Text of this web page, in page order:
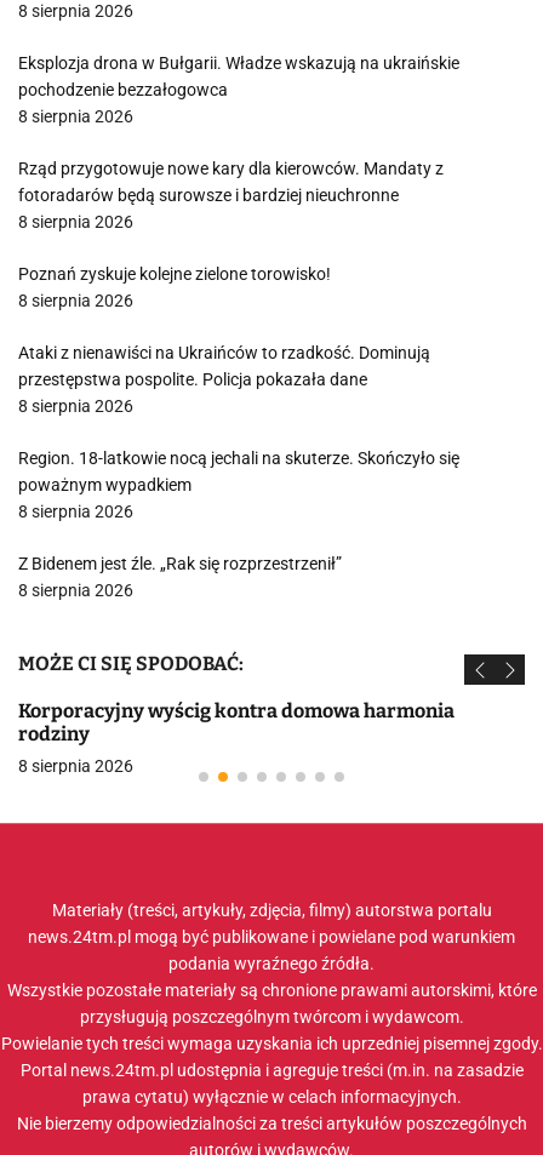
8 sierpnia 2026
Eksplozja drona w Bułgarii. Władze wskazują na ukraińskie
pochodzenie bezzałogowca
8 sierpnia 2026
Rząd przygotowuje nowe kary dla kierowców. Mandaty z
fotoradarów będą surowsze i bardziej nieuchronne
8 sierpnia 2026
Poznań zyskuje kolejne zielone torowisko!
8 sierpnia 2026
Ataki z nienawiści na Ukraińców to rzadkość. Dominują
przestępstwa pospolite. Policja pokazała dane
8 sierpnia 2026
Region. 18-latkowie nocą jechali na skuterze. Skończyło się
poważnym wypadkiem
8 sierpnia 2026
Z Bidenem jest źle. „Rak się rozprzestrzenił”
8 sierpnia 2026
MOŻE CI SIĘ SPODOBAĆ:
Korporacyjny wyścig kontra domowa harmonia
rodziny
8 sierpnia 2026
Materiały (treści, artykuły, zdjęcia, filmy) autorstwa portalu
news.24tm.pl mogą być publikowane i powielane pod warunkiem
podania wyraźnego źródła.
Wszystkie pozostałe materiały są chronione prawami autorskimi, które
przysługują poszczególnym twórcom i wydawcom.
Powielanie tych treści wymaga uzyskania ich uprzedniej pisemnej zgody.
Portal news.24tm.pl udostępnia i agreguje treści (m.in. na zasadzie
prawa cytatu) wyłącznie w celach informacyjnych.
Nie bierzemy odpowiedzialności za treści artykułów poszczególnych
autorów i wydawców.